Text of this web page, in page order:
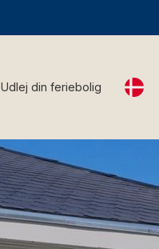
Udlej din feriebolig